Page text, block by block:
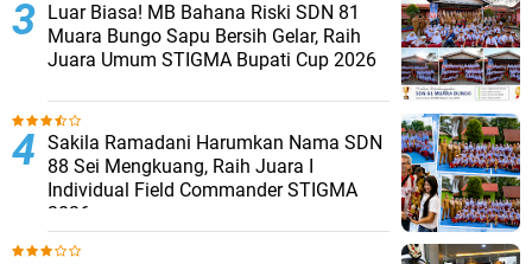
Luar Biasa! MB Bahana Riski SDN 81
Muara Bungo Sapu Bersih Gelar, Raih
Juara Umum STIGMA Bupati Cup 2026
Sakila Ramadani Harumkan Nama SDN
88 Sei Mengkuang, Raih Juara I
Individual Field Commander STIGMA
2026